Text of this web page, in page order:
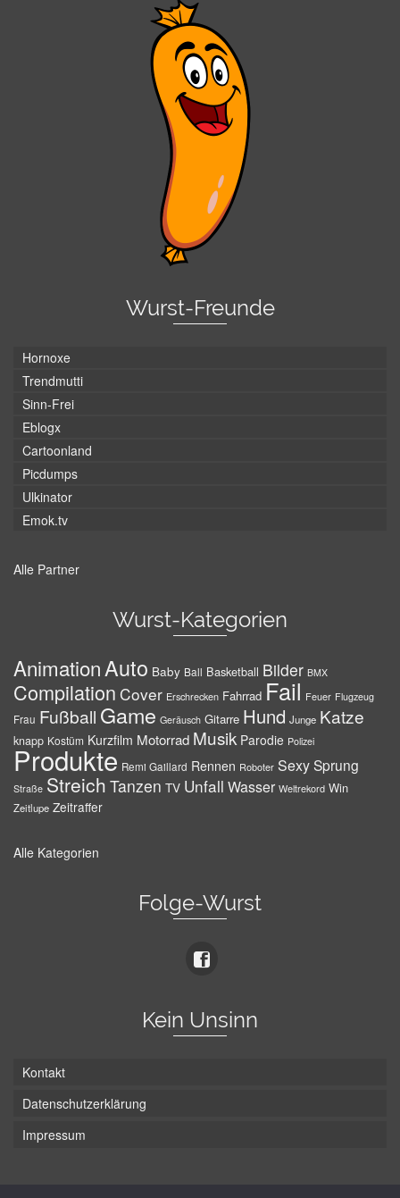
Wurst-Freunde
Hornoxe
Trendmutti
Sinn-Frei
Eblogx
Cartoonland
Picdumps
Ulkinator
Emok.tv
Alle Partner
Wurst-Kategorien
AnimationAuto Baby Ball Basketball Bilder BMX
Compilation Cover Erschrecken Fahrrad Fail Feuer Flugzeug
Frau Fußball Game Geräusch Gitarre Hund Junge Katze
knapp Kostüm Kurzfilm Motorrad Musik Parodie Polizei
Produkte Remi Gaillard Rennen Roboter SexySprung
Straße Streich Tanzen TV Unfall Wasser Weltrekord Win
Zeitlupe Zeitraffer
Alle Kategorien
Folge-Wurst
Kein Unsinn
Kontakt
Datenschutzerklärung
Impressum